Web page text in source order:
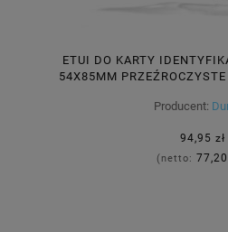
ETUI DO KARTY
54X85MM
Producent:
94,95 zł
(netto: 77,20